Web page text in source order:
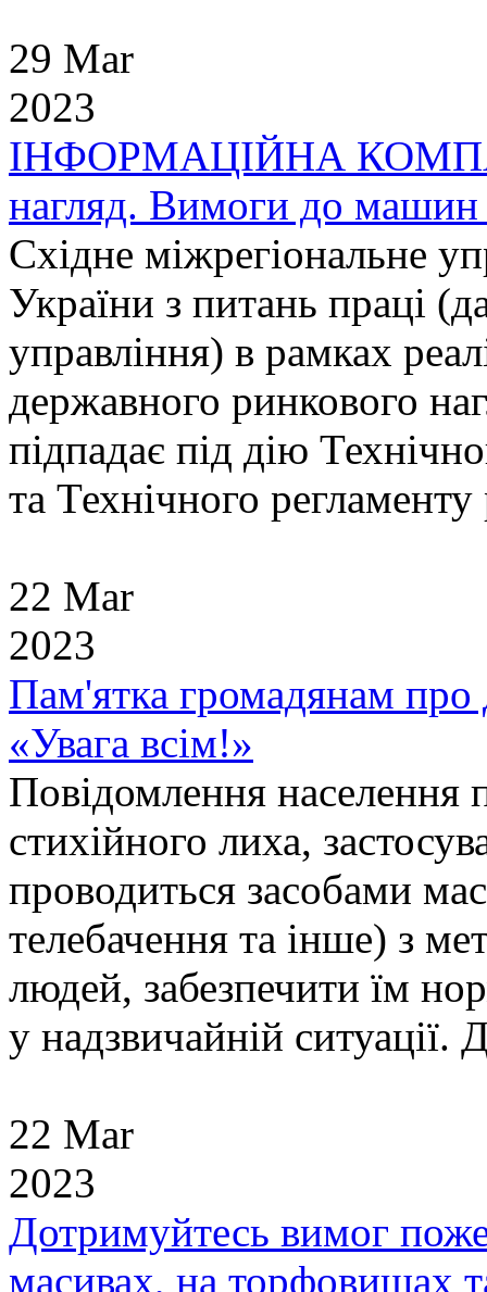
29 Mar
2023
ІНФОРМАЦІЙНА
нагляд. Вимоги до машин
Східне міжрегіональне
України з питань праці
управління) в рамках
державного ринкового
підпадає під дію
та Технічного
22 Mar
2023
Пам'ятка громадянам про
«Увага всім!»
Повідомлення населення
стихійного лиха,
проводиться засобами
телебачення та інше) з
людей, забезпечити їм
у надзвичайній ситуації.
22 Mar
2023
Дотримуйтесь вимог
масивах, на торфовищах